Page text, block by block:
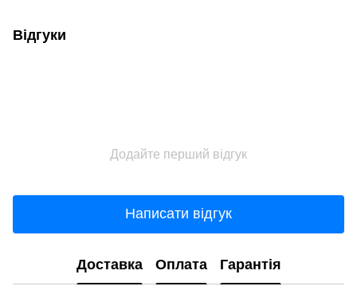
Відгуки
Додайте перший відгук
Написати відгук
Доставка Оплата Гарантія